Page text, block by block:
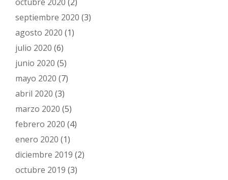
septiembre 2020 (3)
agosto 2020 (1)
julio 2020 (6)
junio 2020 (5)
mayo 2020 (7)
abril 2020 (3)
marzo 2020 (5)
febrero 2020 (4)
enero 2020 (1)
diciembre 2019 (2)
octubre 2019 (3)